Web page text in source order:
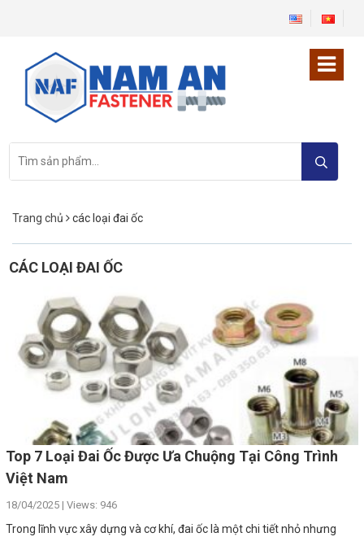
kiếm:
Trang chủ các loại đai ốc
CÁC LOẠI ĐAI ỐC
Top 7 Loại Đai Ốc Được Ưa Chuộng Tại Công Trình
Việt Nam
18/04/2025 | Views: 946
Trong lĩnh vực xây dựng và cơ khí, đai ốc là một chi tiết nhỏ nhưng